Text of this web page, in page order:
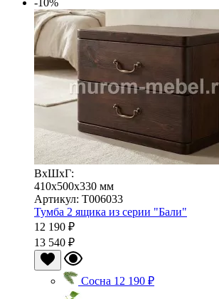
ВхШхГ:
410x500x330 мм
Артикул: Т006033
Тумба 2 ящика из серии "Бали"
12 190 ₽
13 540 ₽
Сосна 12 190 ₽